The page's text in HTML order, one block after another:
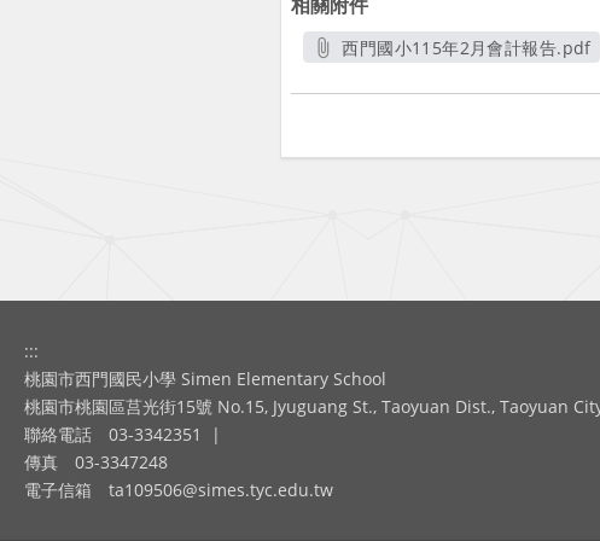
西門國小115年2月會計報告.pdf
:::
桃園市西門國民小學 Simen Elementary School
桃園市桃園區莒光街15號 No.15, Jyuguang St., Taoyuan Dist., Taoyuan
聯絡電話
03-3342351
|
傳真
03-3347248
電子信箱
ta109506@simes.tyc.edu.tw